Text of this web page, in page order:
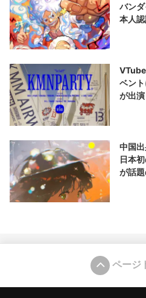
バン
本人
ベン
が出演
中国
日本
が話
ページ